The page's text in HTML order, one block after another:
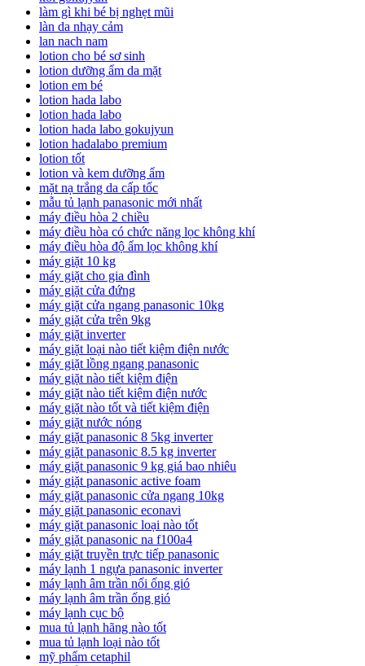
làm gì khi bé bị nghẹt mũi
làn da nhạy cảm
lan nach nam
lotion cho bé sơ sinh
lotion dưỡng ẩm da mặt
lotion em bé
lotion hada labo
lotion hada labo
lotion hada labo gokujyun
lotion hadalabo premium
lotion tốt
lotion và kem dưỡng ẩm
mặt nạ trắng da cấp tốc
mẫu tủ lạnh panasonic mới nhất
máy điều hòa 2 chiều
máy điều hòa có chức năng lọc không khí
máy điều hòa độ ẩm lọc không khí
máy giặt 10 kg
máy giặt cho gia đình
máy giặt cửa đứng
máy giặt cửa ngang panasonic 10kg
máy giặt cửa trên 9kg
máy giặt inverter
máy giặt loại nào tiết kiệm điện nước
máy giặt lồng ngang panasonic
máy giặt nào tiết kiệm điện
máy giặt nào tiết kiệm điện nước
máy giặt nào tốt và tiết kiệm điện
máy giặt nước nóng
máy giặt panasonic 8 5kg inverter
máy giặt panasonic 8.5 kg inverter
máy giặt panasonic 9 kg giá bao nhiêu
máy giặt panasonic active foam
máy giặt panasonic cửa ngang 10kg
máy giặt panasonic econavi
máy giặt panasonic loại nào tốt
máy giặt panasonic na f100a4
máy giặt truyền trực tiếp panasonic
máy lạnh 1 ngựa panasonic inverter
máy lạnh âm trần nối ống gió
máy lạnh âm trần ống gió
máy lạnh cục bộ
mua tủ lạnh hãng nào tốt
mua tủ lạnh loại nào tốt
mỹ phẩm cetaphil